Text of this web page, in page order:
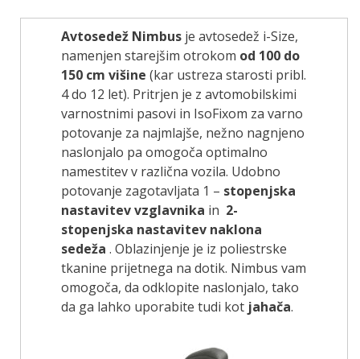
Avtosedež Nimbus je avtosedež i-Size,
namenjen starejšim otrokom od 100 do
150 cm višine (kar ustreza starosti pribl.
4 do 12 let). Pritrjen je z avtomobilskimi
varnostnimi pasovi in ​​IsoFixom za varno
potovanje za najmlajše, nežno nagnjeno
naslonjalo pa omogoča optimalno
namestitev v različna vozila. Udobno
potovanje zagotavljata 1 – stopenjska
nastavitev vzglavnika in 2-
stopenjska nastavitev naklona
sedeža . Oblazinjenje je iz poliestrske
tkanine prijetnega na dotik. Nimbus vam
omogoča, da odklopite naslonjalo, tako
da ga lahko uporabite tudi kot jahača.